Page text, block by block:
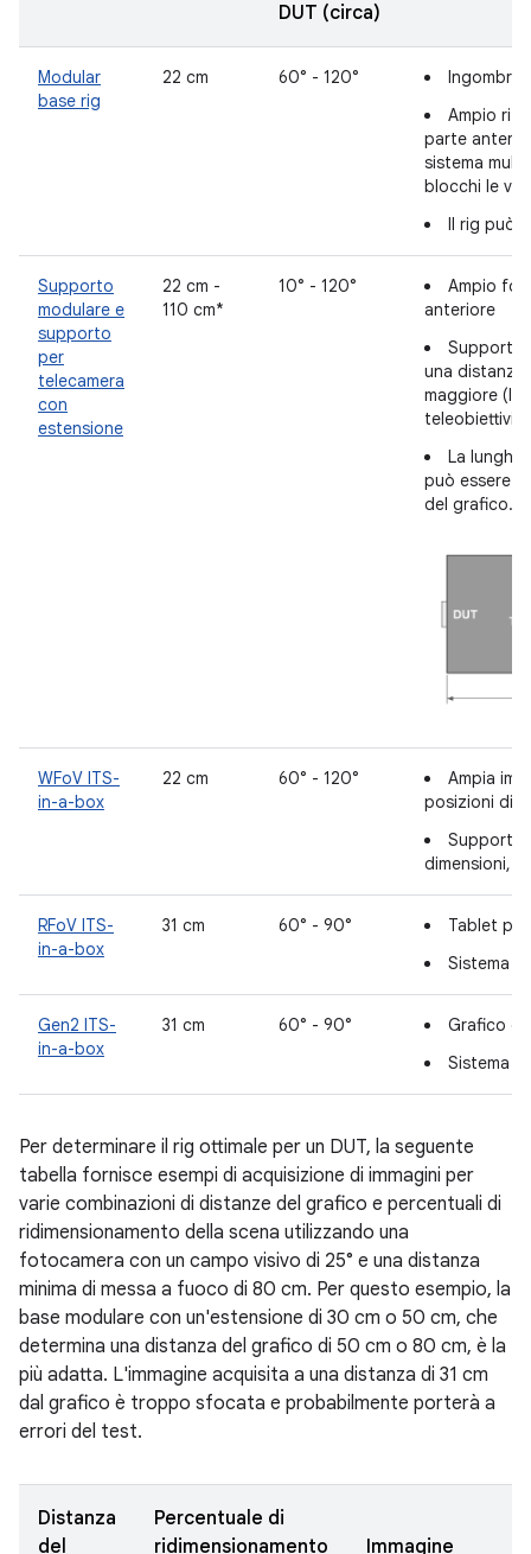
DUT (circa)
Modular
base rig
22 cm 60° - 120°
Ingombro
Ampio
parte
sistema
blocchi le
Il rig può
Supporto
modulare e
supporto
per
telecamera
con
estensione
22 cm -
110 cm*
10° - 120°
Ampio
anteriore
Supporta
una distanza
maggiore (la
teleobiettivi)
La
può essere
del grafico.
WFoV ITS-
in-a-box
22 cm 60° - 120°
Ampia
posizioni di
Supporto
dimensioni,
RFoV ITS-
in-a-box
31 cm 60° - 90°
Tablet
Sistema
Gen2 ITS-
in-a-box
31 cm 60° - 90°
Grafico
Sistema
Per determinare il rig ottimale per un DUT, la seguente
tabella fornisce esempi di acquisizione di immagini per
varie combinazioni di distanze del grafico e percentuali di
ridimensionamento della scena utilizzando una
fotocamera con un campo visivo di 25° e una distanza
minima di messa a fuoco di 80 cm. Per questo esempio, la
base modulare con un'estensione di 30 cm o 50 cm, che
determina una distanza del grafico di 50 cm o 80 cm, è la
più adatta. L'immagine acquisita a una distanza di 31 cm
dal grafico è troppo sfocata e probabilmente porterà a
errori del test.
Distanza
del
Percentuale di
ridimensionamento
Immagine